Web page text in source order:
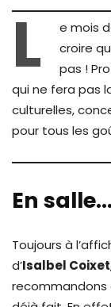
L
e mois
croire
pas !
qui ne fera pas
culturelles,
pour tous les
En salle…
Toujours à
d’Isalbel Coixet
recommandons